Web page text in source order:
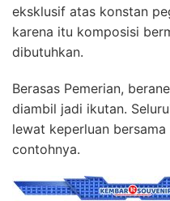
eksklusif atas konstan
karena itu komposisi
dibutuhkan.
Berasas Pemerian,
diambil jadi ikutan.
lewat keperluan
contohnya.